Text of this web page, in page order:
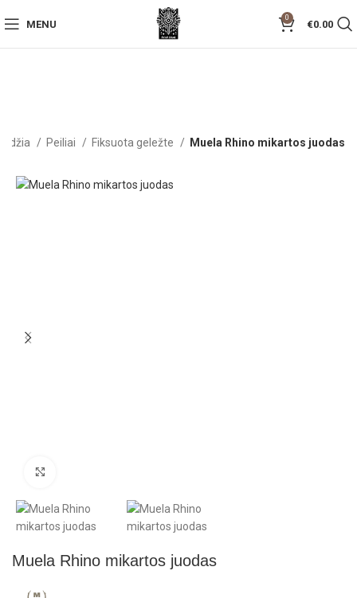
MENU
0
€0.00
Peiliai Fiksuota geležte Muela Rhino mikartos juodas
Muela Rhino mikartos juodas